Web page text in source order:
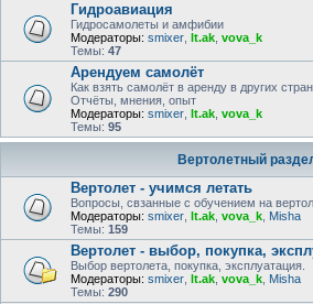
Гидроавиация
Гидросамолеты и амфибии
Модераторы: smixer lt.ak vova_k
Темы: 47
Арендуем самолёт
Как взять самолёт в аренду в других
Отчёты, мнения, опыт
Модераторы: smixer lt.ak vova_k
Темы: 95
Вертолетный
Вертолет - учимся летать
Вопросы, свзанные с обучением на
Модераторы: smixer lt.ak vova_k Misha
Темы: 159
Вертолет - выбор, покупка,
Выбор вертолета, покупка, эксплуатация.
Модераторы: smixer lt.ak vova_k Misha
Темы: 290